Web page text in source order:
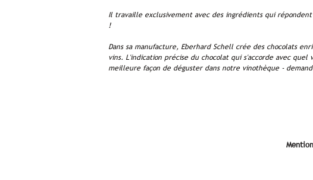
Il travaille exclusivement avec des ingrédients qui
!
Dans sa manufacture, Eberhard Schell crée des chocolats
vins. L'indication précise du chocolat qui s'accorde avec
meilleure façon de déguster dans notre vinothèque -